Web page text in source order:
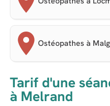
Ostéopathes à
Tarif d'une
à Melrand